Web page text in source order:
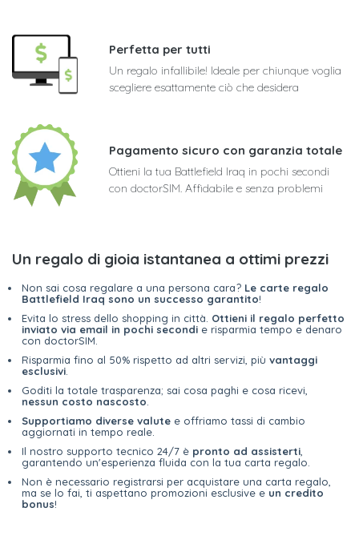
Perfetta per tutti
Un regalo infallibile! Ideale per chiunque voglia
scegliere esattamente ciò che desidera
Pagamento sicuro con garanzia totale
Ottieni la tua Battlefield Iraq in pochi secondi
con doctorSIM. Affidabile e senza problemi
Un regalo di gioia istantanea a ottimi prezzi
Non sai cosa regalare a una persona cara? Le carte regalo
Battlefield Iraq sono un successo garantito!
Evita lo stress dello shopping in città. Ottieni il regalo perfetto
inviato via email in pochi secondi e risparmia tempo e denaro
con doctorSIM.
Risparmia fino al 50% rispetto ad altri servizi, più vantaggi
esclusivi
Goditi la totale trasparenza; sai cosa paghi e cosa ricevi,
nessun costo nascosto
Supportiamo diverse valute e offriamo tassi di cambio
aggiornati in tempo reale.
Il nostro supporto tecnico 24/7 è pronto ad assisterti
garantendo un'esperienza fluida con la tua carta regalo.
Non è necessario registrarsi per acquistare una carta regalo,
ma se lo fai, ti aspettano promozioni esclusive e un credito
bonus!